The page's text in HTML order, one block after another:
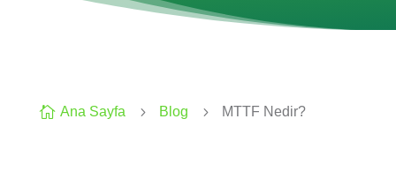
 Ana Sayfa 5 Blog 5 MTTF Nedir?